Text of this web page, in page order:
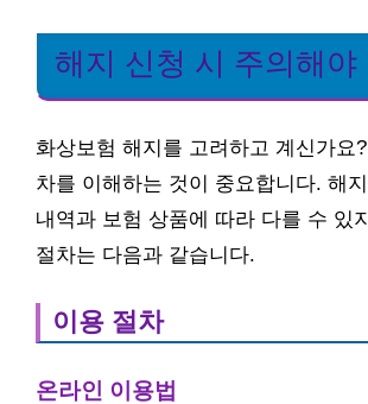
해지 신청 시 주의해야
화상보험 해지를 고려하고 계신가요
차를 이해하는 것이 중요합니다. 해
내역과 보험 상품에 따라 다를 수 있
절차는 다음과 같습니다.
이용 절차
온라인 이용법